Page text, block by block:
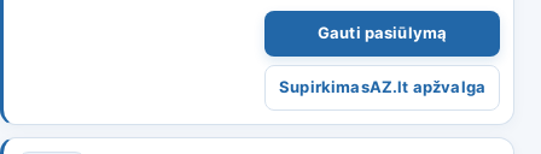
Gauti pasiūlymą
SupirkimasAZ.lt apžvalga